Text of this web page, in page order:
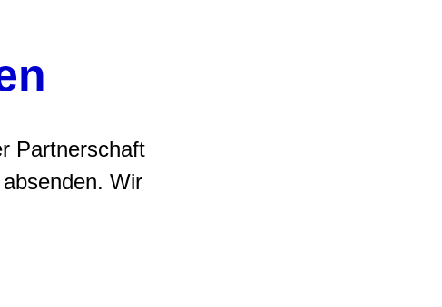
Partnerschaft
Wir